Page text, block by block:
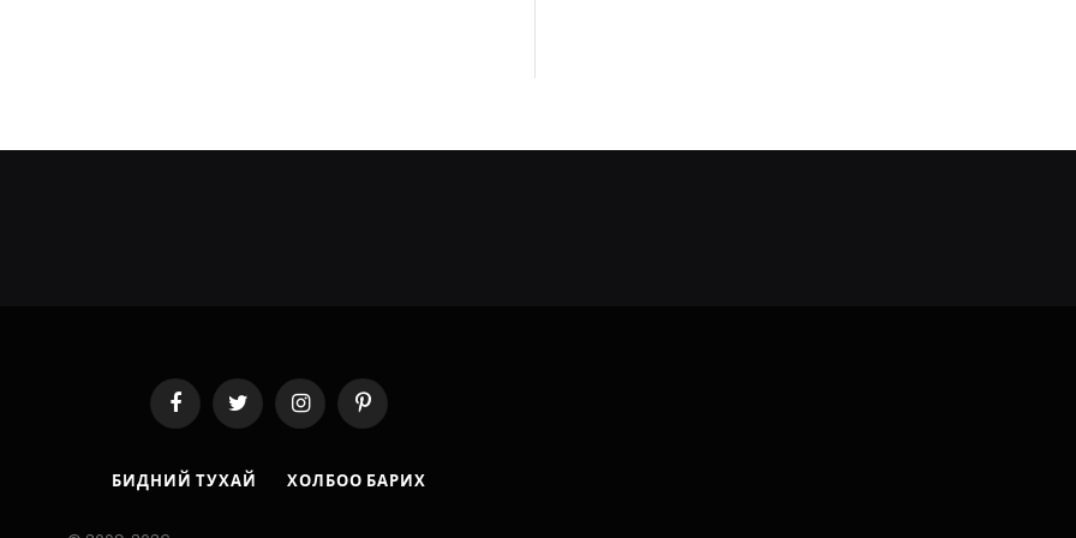
FacebookTwitter InstagramPinterest
БИДНИЙ ТУХАЙ ХОЛБОО БАРИХ